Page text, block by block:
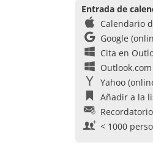
Entrada de
Calendario
Google
Cita en
Yahoo
Añadir a la
< 1000